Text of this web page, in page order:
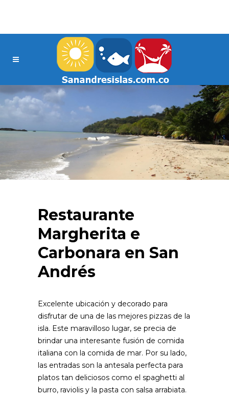
Restaurante
Margherita e
Carbonara en San
Andrés
Excelente ubicación y decorado para
disfrutar de una de las mejores pizzas de la
isla. Este maravilloso lugar, se precia de
brindar una interesante fusión de comida
italiana con la comida de mar. Por su lado,
las entradas son la antesala perfecta para
platos tan deliciosos como el spaghetti al
burro, raviolis y la pasta con salsa arrabiata.